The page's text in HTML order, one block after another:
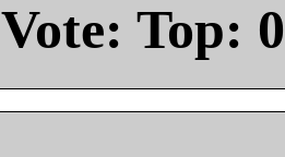
Vote: Top: 0